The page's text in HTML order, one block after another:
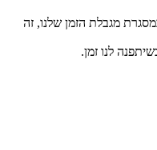
מגבלת הזמן שלנו, זה
לנו זמן.